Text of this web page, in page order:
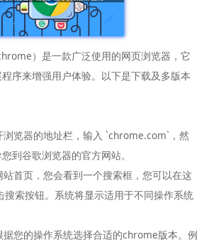
）是一款广泛使用的网页浏览器，它
序来增强用户体验。以下是下载及多版本
览器的地址栏，输入 `chrome.com`，然
到谷歌浏览器的官方网站。
首页，您会看到一个搜索框，您可以在这
搜索按钮。系统将显示适用于不同操作系统
您的操作系统选择合适的chrome版本。例